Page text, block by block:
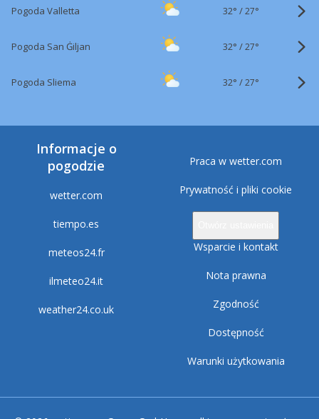
Pogoda Valletta 32° /27°
Pogoda San Ġiljan 32° /27°
Pogoda Sliema 32° /27°
Informacje o
pogodzie
wetter.com
tiempo.es
meteos24.fr
ilmeteo24.it
weather24.co.uk
Praca w wetter.com
Prywatność i pliki cookie
Wsparcie i kontakt
Nota prawna
Zgodność
Dostępność
Warunki użytkowania